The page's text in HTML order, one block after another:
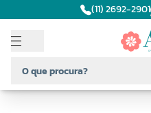
(11) 2692-2901